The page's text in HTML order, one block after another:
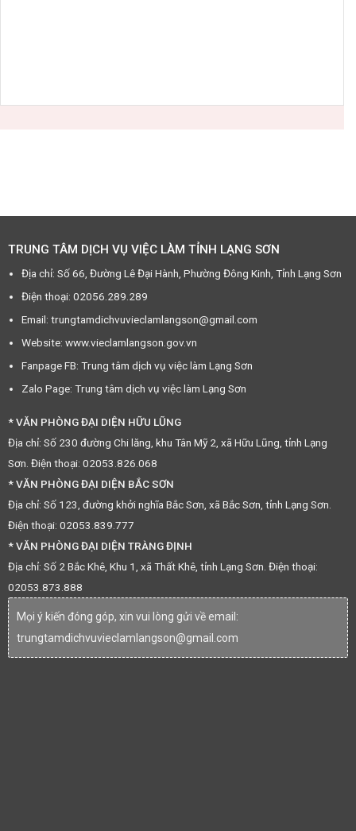
TRUNG TÂM DỊCH VỤ VIỆC LÀM TỈNH LẠNG SƠN
Địa chỉ: Số 66, Đường Lê Đại Hành, Phường Đông Kinh, Tỉnh Lạng Sơn
Điện thoại: 02056.289.289
Email: trungtamdichvuvieclamlangson@gmail.com
Website: www.vieclamlangson.gov.vn
Fanpage FB: Trung tâm dịch vụ việc làm Lạng Sơn
Zalo Page: Trung tâm dịch vụ việc làm Lạng Sơn
* VĂN PHÒNG ĐẠI DIỆN HỮU LŨNG
Địa chỉ: Số 230 đường Chi lăng, khu Tân Mỹ 2, xã Hữu Lũng, tỉnh Lạng
Sơn. Điện thoại: 02053.826.068
* VĂN PHÒNG ĐẠI DIỆN BẮC SƠN
Địa chỉ: Số 123, đường khởi nghĩa Bắc Sơn, xã Bắc Sơn, tỉnh Lạng Sơn.
Điện thoại: 02053.839.777
* VĂN PHÒNG ĐẠI DIỆN TRÀNG ĐỊNH
Địa chỉ: Số 2 Bắc Khê, Khu 1, xã Thất Khê, tỉnh Lạng Sơn. Điện thoại:
02053.873.888
Mọi ý kiến đóng góp, xin vui lòng gửi về email:
trungtamdichvuvieclamlangson@gmail.com